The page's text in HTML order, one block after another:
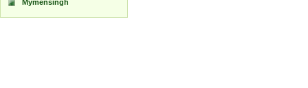
Mymensingh